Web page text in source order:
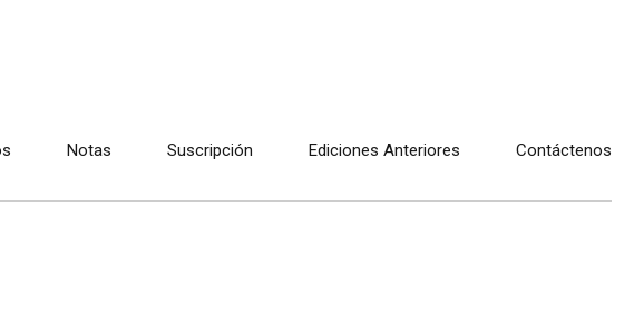
Notas Suscripción Ediciones Anteriores Contáctenos